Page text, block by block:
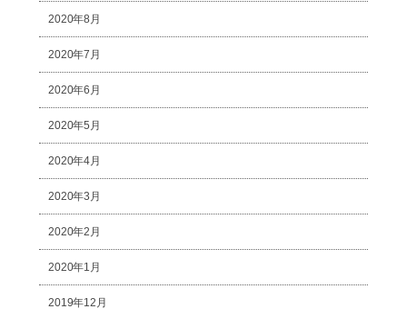
2020年8月
2020年7月
2020年6月
2020年5月
2020年4月
2020年3月
2020年2月
2020年1月
2019年12月